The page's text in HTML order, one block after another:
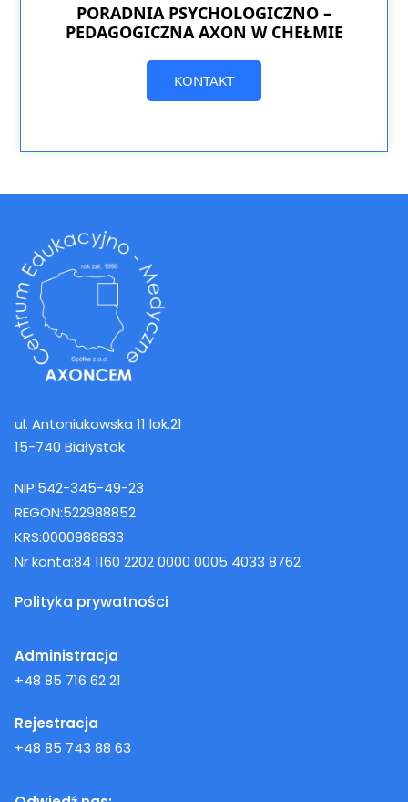
PORADNIA PSYCHOLOGICZNO –
PEDAGOGICZNA AXON W CHEŁMIE
KONTAKT
ul. Antoniukowska 11 lok.21
15-740 Białystok
NIP:542-345-49-23
REGON:522988852
KRS:0000988833
Nr konta:84 1160 2202 0000 0005 4033 8762
Polityka prywatności
Administracja
+48 85 716 62 21
Rejestracja
+48 85 743 88 63